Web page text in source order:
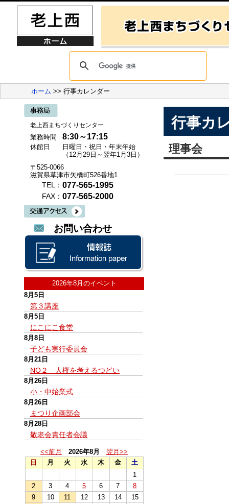
ホーム >> 行事カレンダー
老上西まちづくりセンター
業務時間 8:30～17:15
休館日
日曜日・祝日・年末年始
（12月29日～翌年1月3日）
〒525-0066
滋賀県草津市矢橋町526番地1
TEL： 077-565-1995
FAX： 077-565-2000
お問い合わせ
2026年8月のイベント
8月5日
第３講座
8月5日
にこにこ食堂
8月8日
子ども実行委員会
8月21日
NO２ 人権を考えるつどい
8月26日
小・中始業式
8月26日
まつり企画部会
8月28日
敬老会責任者会議
<<前月 2026年8月
翌月>>
日
月 火 水 木 金
土
1
2
3 4 5 6 7
8
9
10 11 12 13 14
15
行事カ
理事会